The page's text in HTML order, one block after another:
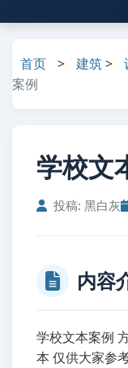
首页 > 建筑>
案例
学校文
投稿: 黑白灰
内容
学校文本案例
本 仅供大家参